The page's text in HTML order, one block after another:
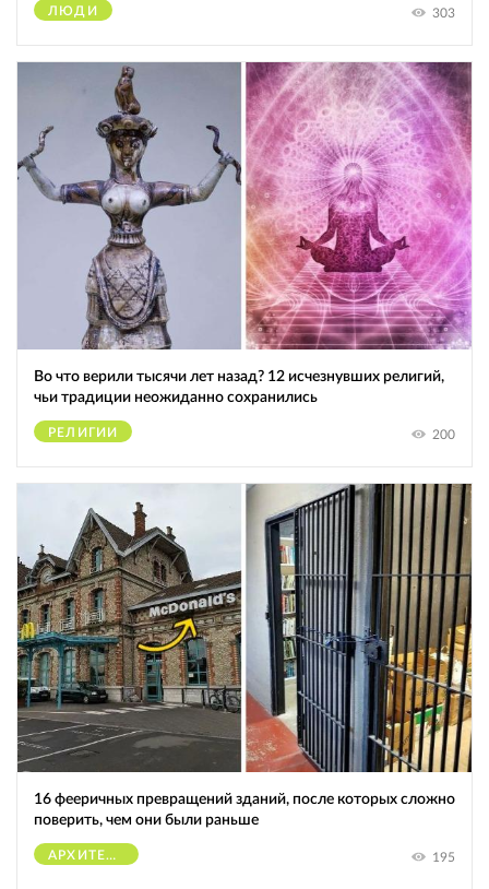
ЛЮДИ 303
Во что верили тысячи лет назад? 12 исчезнувших религий,
чьи традиции неожиданно сохранились
РЕЛИГИИ 200
16 фееричных превращений зданий, после которых сложно
поверить, чем они были раньше
АРХИТЕКТУРА 195